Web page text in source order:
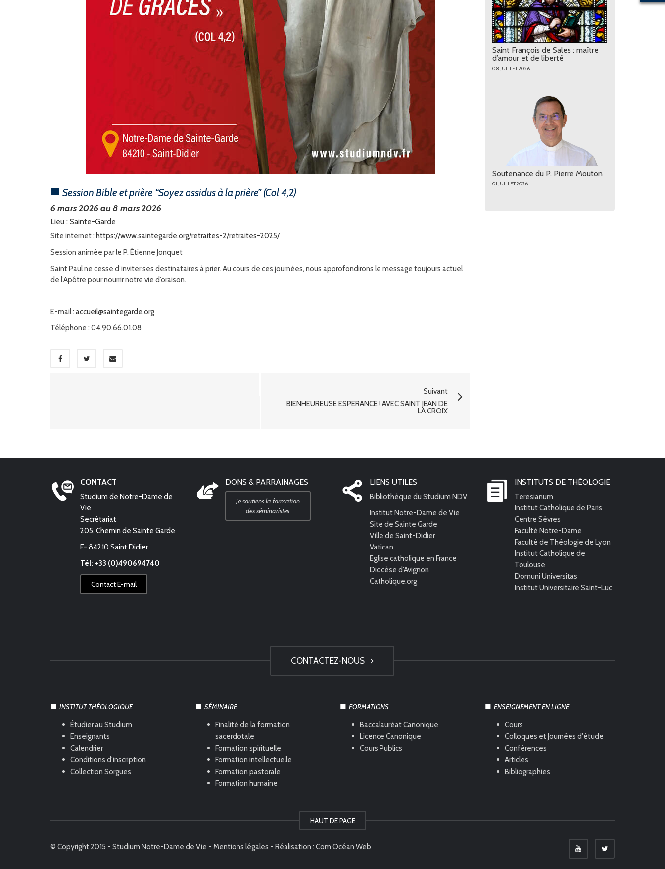
Saint François de Sales : maître
d’amour et de liberté
08 JUILLET 2026
Soutenance du P. Pierre Mouton
01 JUILLET 2026
Session Bible et prière “Soyez assidus à la prière” (Col 4,2)
6 mars 2026 au 8 mars 2026
Lieu : Sainte-Garde
Site internet : https://www.saintegarde.org/retraites-2/retraites-2025/
Session animée par le P. Étienne Jonquet
Saint Paul ne cesse d’inviter ses destinataires à prier. Au cours de ces journées, nous approfondirons le message toujours actuel
de l’Apôtre pour nourrir notre vie d’oraison.
E-mail : accueil@saintegarde.org
Téléphone : 04.90.66.01.08
Suivant
BIENHEUREUSE ESPÉRANCE ! AVEC SAINT JEAN DE
LA CROIX
CONTACT
Studium de Notre-Dame de
Vie
Secrétariat
205, Chemin de Sainte Garde
F- 84210 Saint Didier
Tél: +33 (0)490694740
Contact E-mail
DONS & PARRAINAGES
Je soutiens la formation
des séminaristes
LIENS UTILES
Bibliothèque du Studium NDV
Institut Notre-Dame de Vie
Site de Sainte Garde
Ville de Saint-Didier
Vatican
Eglise catholique en France
Diocèse d'Avignon
Catholique.org
INSTITUTS DE THÉOLOGIE
Teresianum
Institut Catholique de Paris
Centre Sèvres
Faculté Notre-Dame
Faculté de Théologie de Lyon
Institut Catholique de
Toulouse
Domuni Universitas
Institut Universitaire Saint-Luc
CONTACTEZ-NOUS
INSTITUT THÉOLOGIQUE
Étudier au Studium
Enseignants
Calendrier
Conditions d'inscription
Collection Sorgues
SÉMINAIRE
Finalité de la formation
sacerdotale
Formation spirituelle
Formation intellectuelle
Formation pastorale
Formation humaine
FORMATIONS
Baccalauréat Canonique
Licence Canonique
Cours Publics
ENSEIGNEMENT EN LIGNE
Cours
Colloques et Journées d'étude
Conférences
Articles
Bibliographies
HAUT DE PAGE
© Copyright 2015 - Studium Notre-Dame de Vie - Mentions légales - Réalisation : Com Océan Web